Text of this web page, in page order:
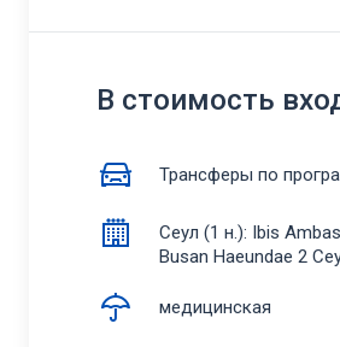
В стоимость
Трансферы по
Сеул (1 н.): Ibis
Busan Haeundae 2
медицинская